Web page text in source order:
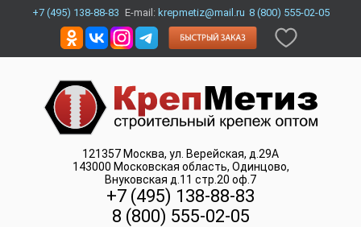
+7 (495) 138-88-83 E-mail: krepmetiz@mail.ru 8 (800) 555-02-05
121357 Москва, ул. Верейская, д.29А
143000 Московская область, Одинцово,
Внуковская д.11 стр.20 оф.7
+7 (495) 138-88-83
8 (800) 555-02-05